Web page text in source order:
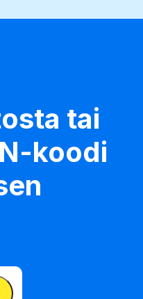
tai
koodi